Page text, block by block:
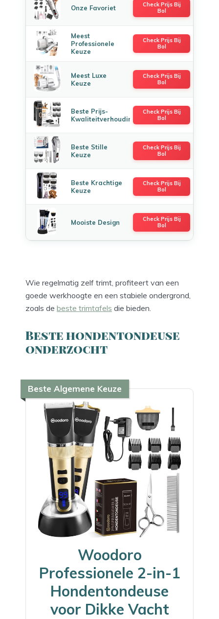
Onze Favoriet
Check Prijs Bij
Bol
Meest
Professionele
Keuze
Check Prijs Bij
Bol
Meest Luxe
Keuze
Check Prijs Bij
Bol
Beste Prijs-
Kwaliteitverhouding
Check Prijs Bij
Bol
Beste Stille
Keuze
Check Prijs Bij
Bol
Beste Krachtige
Keuze
Check Prijs Bij
Bol
Mooiste Design
Check Prijs Bij
Bol
Wie regelmatig zelf trimt, profiteert van een
goede werkhoogte en een stabiele ondergrond,
zoals de beste trimtafels die bieden.
Beste hondentondeuse
onderzocht
Beste Algemene Keuze
Woodoro
Professionele 2-in-1
Hondentondeuse
voor Dikke Vacht